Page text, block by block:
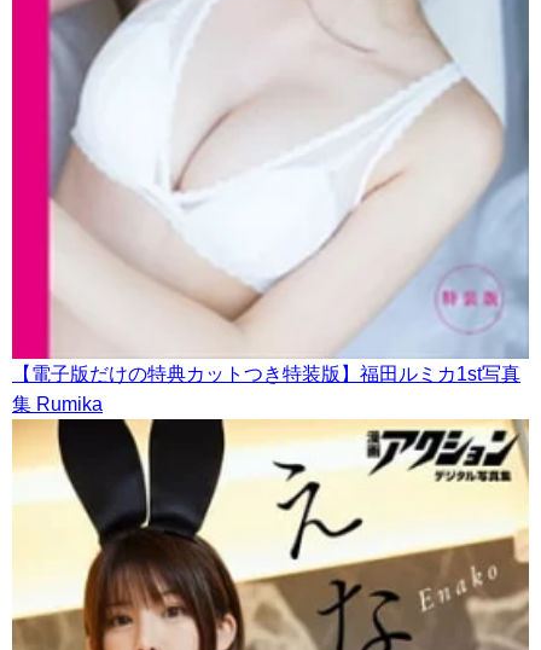
【電子版だけの特典カットつき特装版】福田ルミカ1st写真
集 Rumika